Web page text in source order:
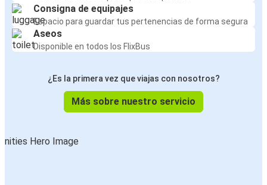
Consigna de equipajes
Espacio para guardar tus pertenencias de forma segura
Aseos
Disponible en todos los FlixBus
¿Es la primera vez que viajas con nosotros?
Más sobre nuestro servicio